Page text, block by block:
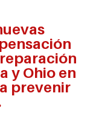
y Ohio en
prevenir